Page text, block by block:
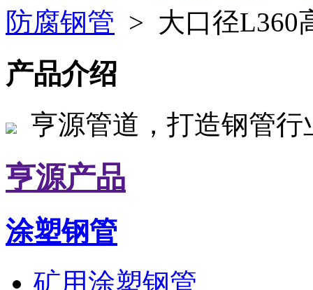
防腐钢管 > 大口径L360
产品介绍
亨源管道，打造钢管
亨源产品
涂塑钢管
矿用涂塑钢管